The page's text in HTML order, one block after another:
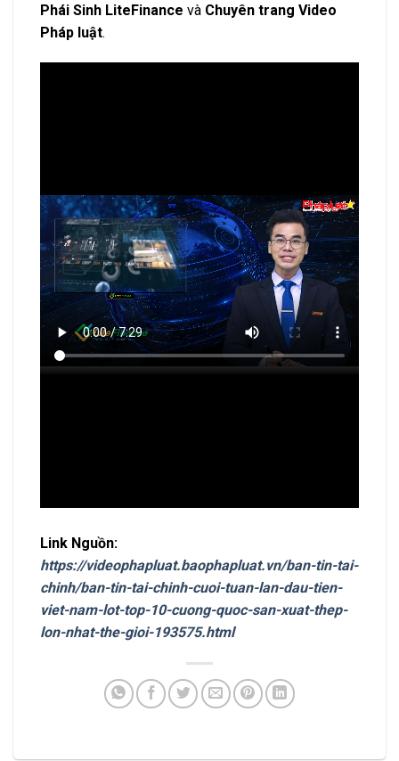
Phái Sinh LiteFinance và Chuyên trang Video
Pháp luật.
Link Nguồn:
https://videophapluat.baophapluat.vn/ban-tin-tai-
chinh/ban-tin-tai-chinh-cuoi-tuan-lan-dau-tien-
viet-nam-lot-top-10-cuong-quoc-san-xuat-thep-
lon-nhat-the-gioi-193575.html